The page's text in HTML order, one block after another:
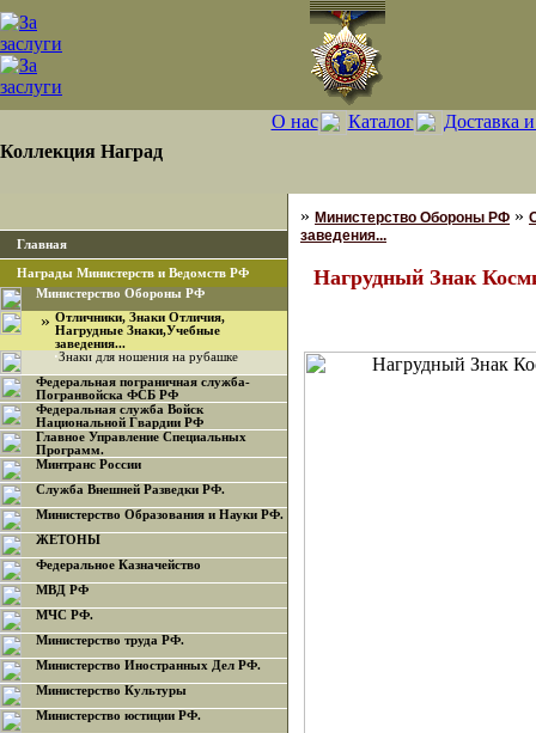
Коллекция Наград
О нас Каталог Доставка
Главная
Награды Министерств и Ведомств РФ
Министерство Обороны РФ
» Отличники, Знаки Отличия,
Нагрудные Знаки,Учебные
заведения...
·Знаки для ношения на рубашке
Федеральная пограничная служба-
Погранвойска ФСБ РФ
Федеральная служба Войск
Национальной Гвардии РФ
Главное Управление Специальных
Программ.
Минтранс России
Служба Внешней Разведки РФ.
Министерство Образования и Науки РФ.
ЖЕТОНЫ
Федеральное Казначейство
МВД РФ
МЧС РФ.
Министерство труда РФ.
Министерство Иностранных Дел РФ.
Министерство Культуры
Министерство юстиции РФ.
» Министерство Обороны РФ »
заведения...
Нагрудный Знак